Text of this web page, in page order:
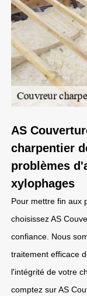
AS
charpentier
problèmes
xylophages
Pour mettre fin aux
choisissez AS
confiance. Nous
traitement efficace
l'intégrité de votre
comptez sur AS